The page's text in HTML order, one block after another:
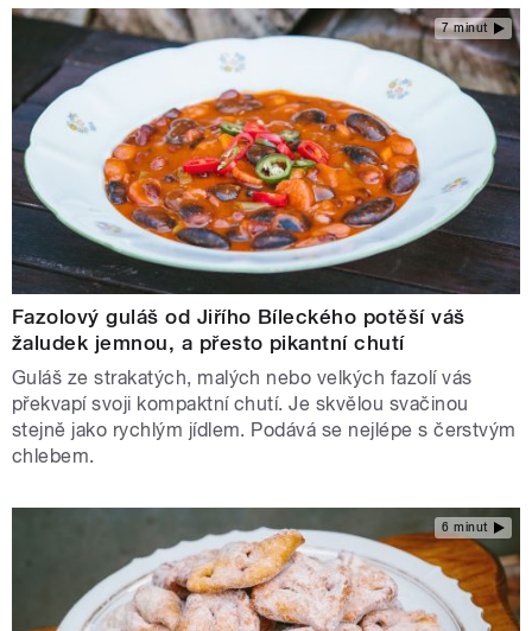
7 minut
Fazolový guláš od Jiřího Bíleckého potěší váš
žaludek jemnou, a přesto pikantní chutí
Guláš ze strakatých, malých nebo velkých fazolí vás
překvapí svoji kompaktní chutí. Je skvělou svačinou
stejně jako rychlým jídlem. Podává se nejlépe s čerstvým
chlebem.
6 minut